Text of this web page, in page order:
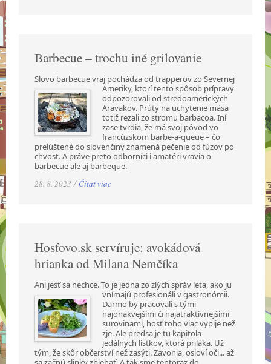
Barbecue – trochu iné grilovanie
Slovo barbecue vraj pochádza od trapperov zo Severnej
Ameriky, ktorí tento spôsob prípravy
odpozorovali od stredoamerických
Aravakov. Prúty na uchytenie mäsa
totiž rezali zo stromu barbacoa. Iní
zase tvrdia, že má svoj pôvod vo
francúzskom barbe-a-queue – čo
prelúštené do slovenčiny znamená pečenie od fúzov po
chvost. A práve preto odborníci i amatéri vravia o
barbecue ale aj barbeque.
28. 8. 2023 / Čítať viac
Hosťovo.sk servíruje: avokádová
hrianka od Milana Nemčíka
Ani jesť sa nechce. To je jedna zo zlých správ leta, ako ju
vnímajú profesionáli v gastronómii.
Darmo by pracovali s tými
najonakvejšími či najatraktívnejšími
surovinami, hosť toho viac vypije než
zje. Ale predsa je tu kapitola
jedálnych lístkov, ktorá priláka. Už
tým, že skôr občerství než zasýti. Zavonia, osloví oči... až